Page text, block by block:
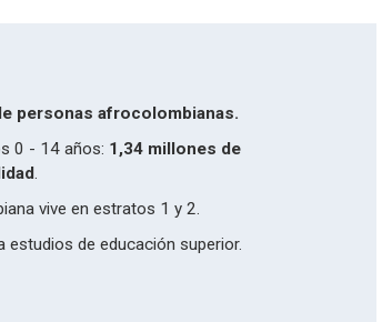
personas afrocolombianas.
0 - 14 años: 1,34 millones de
.
vive en estratos 1 y 2.
estudios de educación superior.